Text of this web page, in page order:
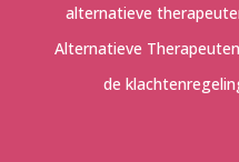
alternatieve
Alternatieve
de